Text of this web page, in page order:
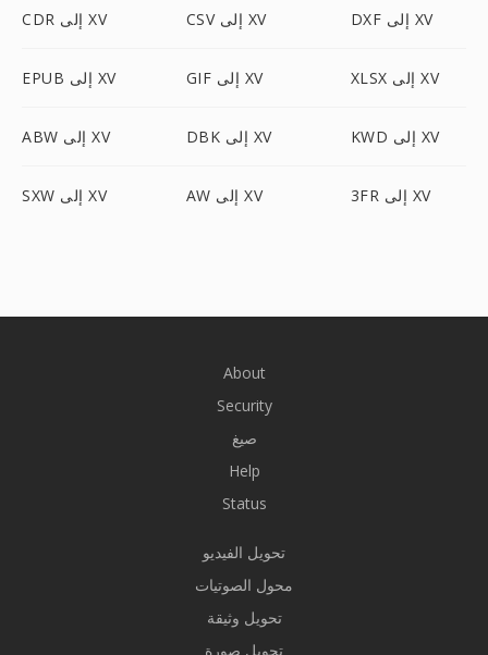
CDR إلى XV CSV إلى XV DXF إلى XV
EPUB إلى XV GIF إلى XV XLSX إلى XV
ABW إلى XV DBK إلى XV KWD إلى XV
SXW إلى XV AW إلى XV 3FR إلى XV
About
Security
صيغ
Help
Status
تحويل الفيديو
محول الصوتيات
تحويل وثيقة
تحويل صورة